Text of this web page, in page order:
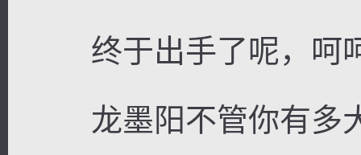
终于出手了呢，呵
龙墨阳不管你有多